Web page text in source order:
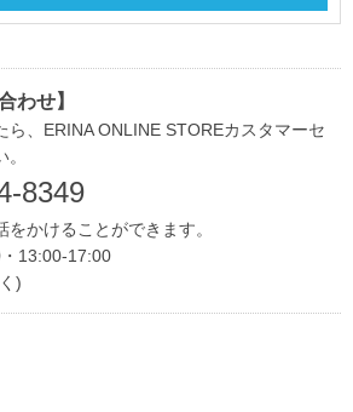
わせ】
ら、ERINA ONLINE STOREカスタマーセ
8349
かけることができます。
13:00-17:00
)